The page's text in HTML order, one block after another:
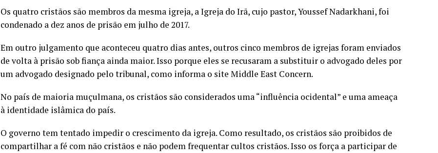
Os quatro cristãos são membros da mesma igreja, a Igreja do Irã, cujo pastor, Youssef Nadarkhani, foi
condenado a dez anos de prisão em julho de 2017.
Em outro julgamento que aconteceu quatro dias antes, outros cinco membros de igrejas foram enviados
de volta à prisão sob fiança ainda maior. Isso porque eles se recusaram a substituir o advogado deles por
um advogado designado pelo tribunal, como informa o site Middle East Concern.
No país de maioria muçulmana, os cristãos são considerados uma “influência ocidental” e uma ameaça
à identidade islâmica do país.
O governo tem tentado impedir o crescimento da igreja. Como resultado, os cristãos são proibidos de
compartilhar a fé com não cristãos e não podem frequentar cultos cristãos. Isso os força a participar de